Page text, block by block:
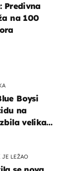
Boysi
na
velika
LEŽAO
Predivna
na 100